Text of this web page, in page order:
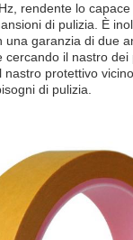
rendente lo
di pulizia. È
una garanzia di due
cercando il nastro
nastro protettivo
di pulizia.